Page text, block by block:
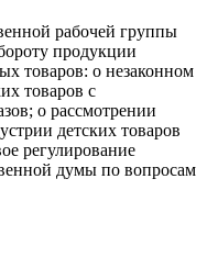
рабочей группы
продукции
товаров: о незаконном
товаров с
о рассмотрении
детских товаров
регулирование
думы по вопросам